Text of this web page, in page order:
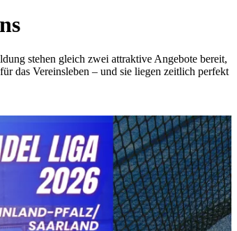
stehen gleich zwei attraktive Angebote bereit,
das Vereinsleben – und sie liegen zeitlich perfekt